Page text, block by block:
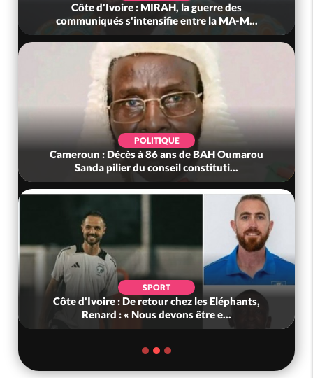
Côte d'Ivoire : MIRAH, la guerre des
communiqués s'intensifie entre la MA-M...
POLITIQUE
Cameroun : Décès à 86 ans de BAH Oumarou
Sanda pilier du conseil constituti...
SPORT
Côte d'Ivoire : De retour chez les Eléphants,
Renard : « Nous devons être e...